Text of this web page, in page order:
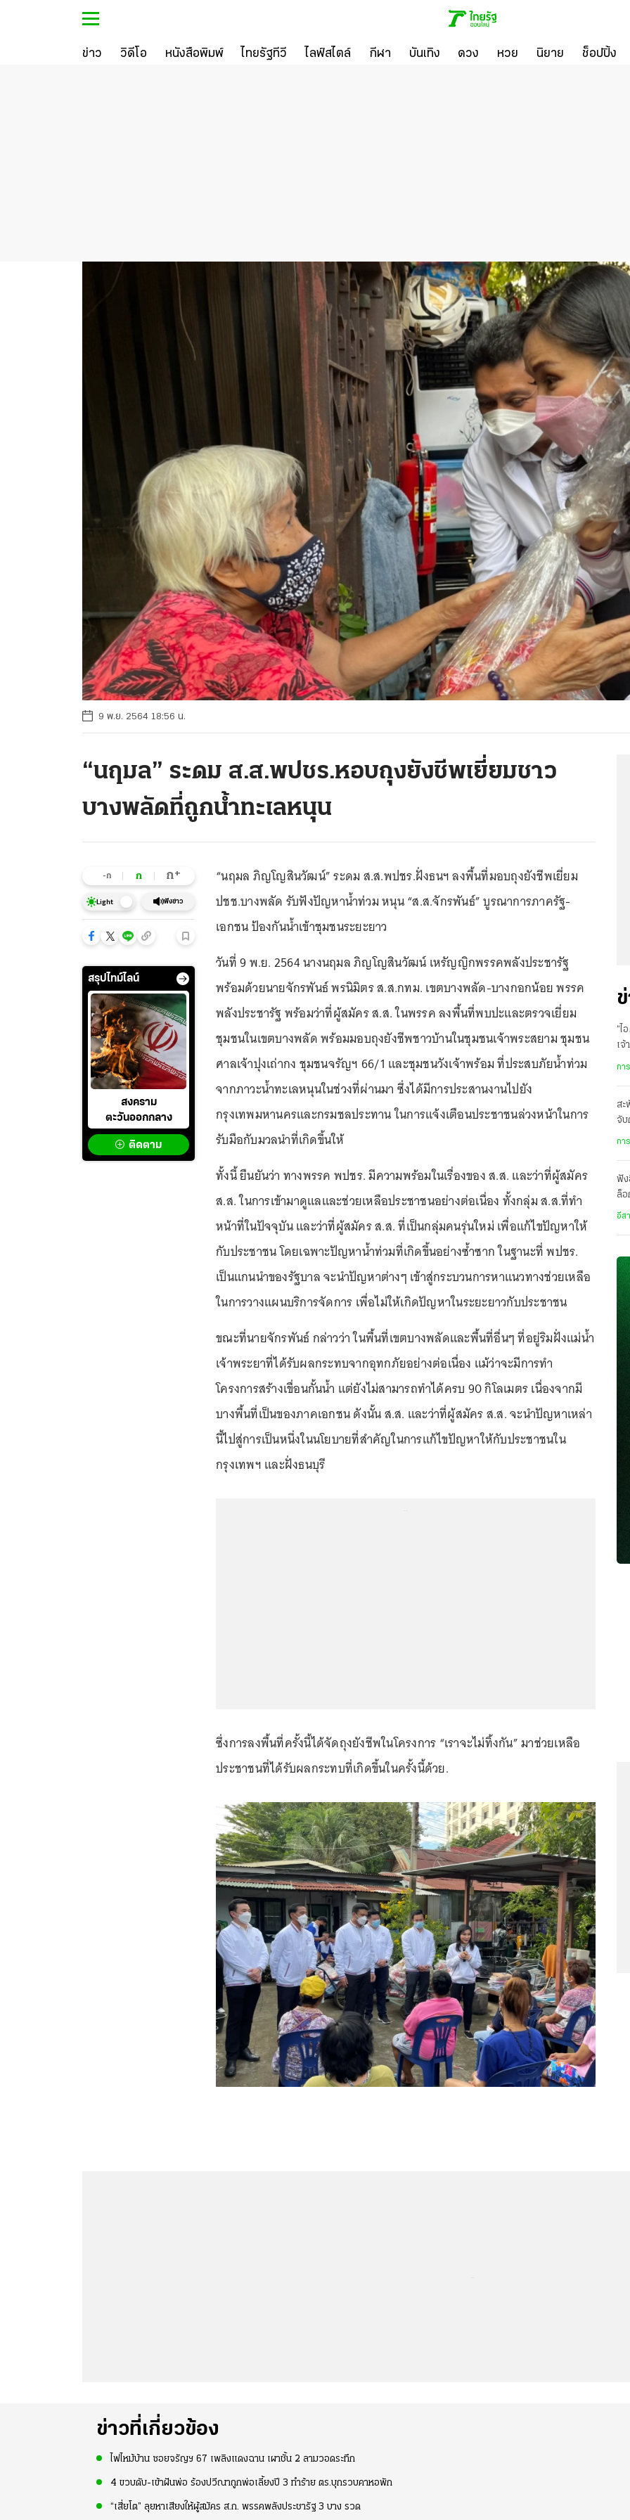
ข่าว วิดีโอ หนังสือพิมพ์ ไทยรัฐทีวี ไลฟ์สไตล์ กีฬา บันเทิง ดวง หวย นิยาย ช็อปปิ้ง
9 พ.ย. 2564 18:56 น.
“นฤมล” ระดม ส.ส.พปชร.หอบถุงยังชีพเยี่ยมชาว
บางพลัดที่ถูกน้ำทะเลหนุน
-ก ก ก+
Light ฟังข่าว
สรุปไทม์ไลน์
สงคราม
ตะวันออกกลาง
ติดตาม
“นฤมล ภิญโญสินวัฒน์” ระดม ส.ส.พปชร.ฝั่งธนฯ ลงพื้นที่มอบถุงยังชีพเยี่ยม
ปชช.บางพลัด รับฟังปัญหาน้ำท่วม หนุน “ส.ส.จักรพันธ์” บูรณาการภาครัฐ-
เอกชน ป้องกันน้ำเข้าชุมชนระยะยาว
วันที่ 9 พ.ย. 2564 นางนฤมล ภิญโญสินวัฒน์ เหรัญญิกพรรคพลังประชารัฐ
พร้อมด้วยนายจักรพันธ์ พรนิมิตร ส.ส.กทม. เขตบางพลัด-บางกอกน้อย พรรค
พลังประชารัฐ พร้อมว่าที่ผู้สมัคร ส.ส. ในพรรค ลงพื้นที่พบปะและตรวจเยี่ยม
ชุมชนในเขตบางพลัด พร้อมมอบถุงยังชีพชาวบ้านในชุมชนเจ้าพระสยาม ชุมชน
ศาลเจ้าปุงเถ่ากง ชุมชนจรัญฯ 66/1 และชุมชนวังเจ้าพร้อม ที่ประสบภัยน้ำท่วม
จากภาวะน้ำทะเลหนุนในช่วงที่ผ่านมา ซึ่งได้มีการประสานงานไปยัง
กรุงเทพมหานครและกรมชลประทาน ในการแจ้งเตือนประชาชนล่วงหน้าในการ
รับมือกับมวลนำที่เกิดขึ้นให้
ทั้งนี้ ยืนยันว่า ทางพรรค พปชร. มีความพร้อมในเรื่องของ ส.ส. และว่าที่ผู้สมัคร
ส.ส. ในการเข้ามาดูแลและช่วยเหลือประชาชนอย่างต่อเนื่อง ทั้งกลุ่ม ส.ส.ที่ทำ
หน้าที่ในปัจจุบัน และว่าที่ผู้สมัคร ส.ส. ที่เป็นกลุ่มคนรุ่นใหม่ เพื่อแก้ไขปัญหาให้
กับประชาชน โดยเฉพาะปัญหาน้ำท่วมที่เกิดขึ้นอย่างซ้ำซาก ในฐานะที่ พปชร.
เป็นแกนนำของรัฐบาล จะนำปัญหาต่างๆ เข้าสู่กระบวนการหาแนวทางช่วยเหลือ
ในการวางแผนบริการจัดการ เพื่อไม่ให้เกิดปัญหาในระยะยาวกับประชาชน
ขณะที่นายจักรพันธ์ กล่าวว่า ในพื้นที่เขตบางพลัดและพื้นที่อื่นๆ ที่อยู่ริมฝั่งแม่น้ำ
เจ้าพระยาที่ได้รับผลกระทบจากอุทกภัยอย่างต่อเนื่อง แม้ว่าจะมีการทำ
โครงการสร้างเขื่อนกั้นน้ำ แต่ยังไม่สามารถทำได้ครบ 90 กิโลเมตร เนื่องจากมี
บางพื้นที่เป็นของภาคเอกชน ดังนั้น ส.ส. และว่าที่ผู้สมัคร ส.ส. จะนำปัญหาเหล่า
นี้ไปสู่การเป็นหนึ่งในนโยบายที่สำคัญในการแก้ไขปัญหาให้กับประชาชนใน
กรุงเทพฯ และฝั่งธนบุรี
ซึ่งการลงพื้นที่ครั้งนี้ได้จัดถุงยังชีพในโครงการ “เราจะไม่ทิ้งกัน” มาช่วยเหลือ
ประชาชนที่ได้รับผลกระทบที่เกิดขึ้นในครั้งนี้ด้วย.
“ไ
เ
กา
สะ
จับ
กา
ฟัง
ล็
อีก
อีส
ข่าวที่เกี่ยวข้อง
ไฟไหม้บ้าน ซอยจรัญฯ 67 เพลิงแดงฉาน เผาชั้น 2 ลามวอดระทึก
4 ขวบดับ-เข้าฝันพ่อ ร้องปวีณาถูกพ่อเลี้ยงปี 3 ทำร้าย ตร.บุกรวบคาหอพัก
“เสี่ยโต” ลุยหาเสียงให้ผู้สมัคร ส.ก. พรรคพลังประชารัฐ 3 บาง รวด